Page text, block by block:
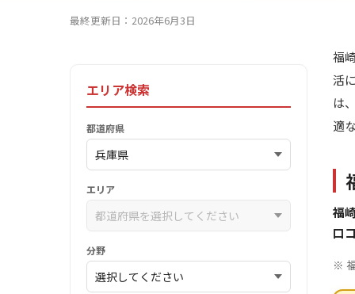
最終更新日：2026年6月3日
福
活
は
適
福
口
※
エリア検索
都道府県
エリア
分野